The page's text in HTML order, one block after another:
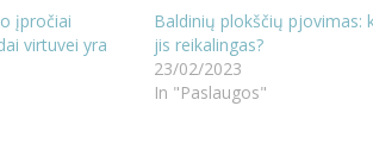
įpročiai
virtuvei yra
Baldinių plokščių pjovimas:
jis reikalingas?
23/02/2023
In "Paslaugos"